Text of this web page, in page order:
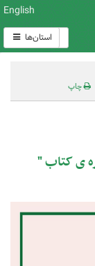
English
استان‌ها
چاپ
ی کتاب "